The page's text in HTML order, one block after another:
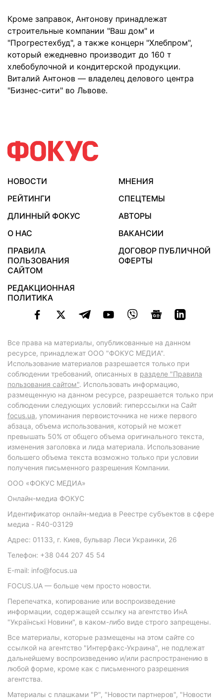
Кроме заправок, Антонову принадлежат
строительные компании "Ваш дом" и
"Прогрестехбуд", а также концерн "Хлебпром",
который ежедневно производит до 160 т
хлебобулочной и кондитерской продукции.
Виталий Антонов — владелец делового центра
"Бизнес-сити" во Львове.
НОВОСТИ
МНЕНИЯ
РЕЙТИНГИ
СПЕЦТЕМЫ
ДЛИННЫЙ ФОКУС
АВТОРЫ
О НАС
ВАКАНСИИ
ПРАВИЛА
ПОЛЬЗОВАНИЯ
САЙТОМ
ДОГОВОР ПУБЛИЧНОЙ
ОФЕРТЫ
РЕДАКЦИОННАЯ
ПОЛИТИКА
Все права на материалы, опубликованные на данном
ресурсе, принадлежат ООО "ФОКУС МЕДИА".
Использование материалов разрешается только при
соблюдении требований, описанных в разделе "Правила
пользования сайтом". Использовать информацию,
размещенную на данном ресурсе, разрешается только при
соблюдении следующих условий: гиперссылки на Сайт
focus.ua, упоминания первоисточника не ниже первого
абзаца, объема использования, который не может
превышать 50% от общего объема оригинального текста,
изменения заголовка и лида материала. Использование
большего объема текста возможно только при условии
получения письменного разрешения Компании.
ООО «ФОКУС МЕДИА»
Онлайн-медиа ФОКУС
Идентификатор онлайн-медиа в Реестре субъектов в сфере
медиа - R40-03129
Адрес: 01133, г. Киев, бульвар Леси Украинки, 26
Телефон: +38 044 207 45 54
E-mail: info@focus.ua
FOCUS.UA — больше чем просто новости.
Перепечатка, копирование или воспроизведение
информации, содержащей ссылку на агентство ИнА
"Українські Новини", в каком-либо виде строго запрещены.
Все материалы, которые размещены на этом сайте со
ссылкой на агентство "Интерфакс-Украина", не подлежат
дальнейшему воспроизведению и/или распространению в
любой форме, кроме как с письменного разрешения
агентства.
Материалы с плашками "Р", "Новости партнеров", "Новости